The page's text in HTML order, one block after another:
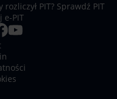
PIT? Sprawdź PIT
e-PIT